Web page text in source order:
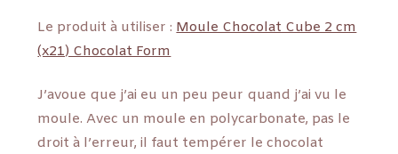
Le produit à utiliser : Moule Chocolat Cube 2 cm
(x21) Chocolat Form
J’avoue que j’ai eu un peu peur quand j’ai vu le
moule. Avec un moule en polycarbonate, pas le
droit à l’erreur, il faut tempérer le chocolat